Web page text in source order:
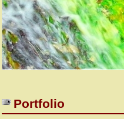
Portfolio